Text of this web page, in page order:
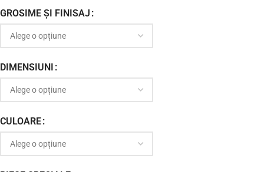
GROSIME ȘI FINISAJ
DIMENSIUNI
CULOARE